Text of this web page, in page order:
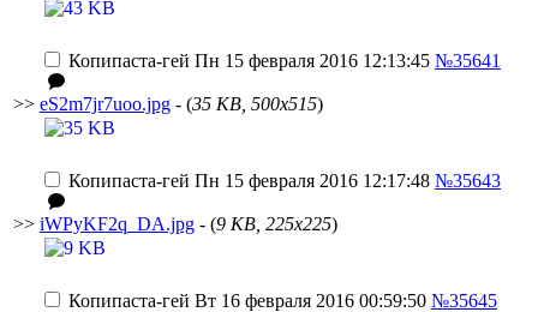
>>
Копипаста-гей Пн 15 февраля 2016 12:13:45 №35641
eS2m7jr7uoo.jpg - (35 KB, 500x515)
>>
Копипаста-гей Пн 15 февраля 2016 12:17:48 №35643
iWPyKF2q_DA.jpg - (9 KB, 225x225)
Копипаста-гей Вт 16 февраля 2016 00:59:50 №35645